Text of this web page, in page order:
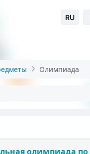
RU
Олимпиада
олимпиада по